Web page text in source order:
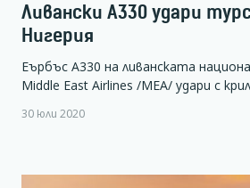
Ливански A330 удари
Нигерия
Еърбъс А330 на ливанската
Middle East Airlines /MEA/ удари с
30 юли 2020